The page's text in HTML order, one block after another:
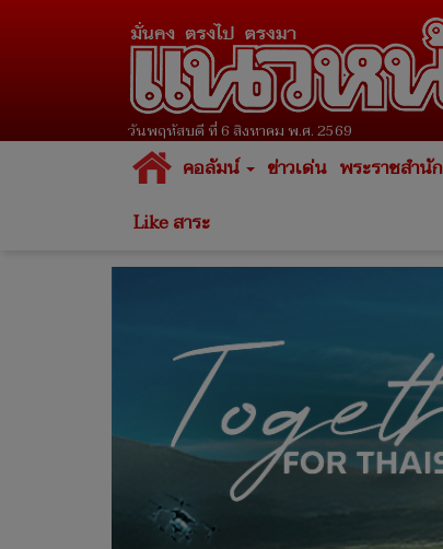
วันพฤหัสบดี ที่ 6 สิงหาคม พ.ศ. 2569
คอลัมน์ ข่าวเด่น พระราชสำนัก
Like สาระ